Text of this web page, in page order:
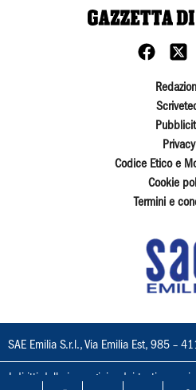
Privacy
Codice Etico e
Cookie
Termini e
SAE Emilia S.r.l., Via Emilia Est, 985 –
I diritti delle immagini e dei testi sono